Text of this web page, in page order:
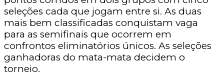
seleções cada que jogam entre si. As duas
mais bem classificadas conquistam vaga
para as semifinais que ocorrem em
confrontos eliminatórios únicos. As seleções
ganhadoras do mata-mata decidem o
torneio.